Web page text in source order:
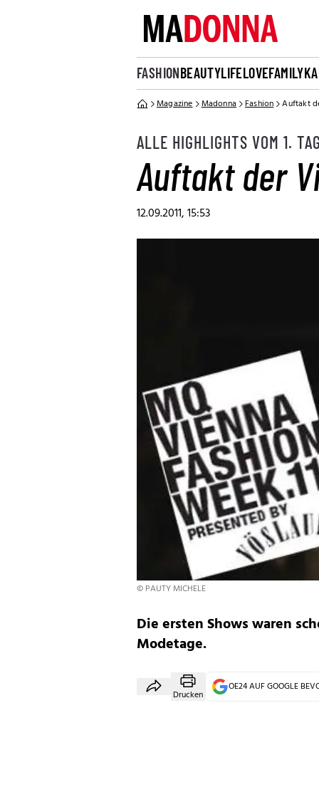
FASHIONBEAUTYLIFELOVEFAMILY
Magazine Madonna Fashion Auftakt
ALLE HIGHLIGHTS VOM 1. TAG
Auftakt der
12.09.2011, 15:53
© PAUTY MICHELE
Die ersten Shows waren
Modetage.
Drucken
OE24 AUF GOOGLE